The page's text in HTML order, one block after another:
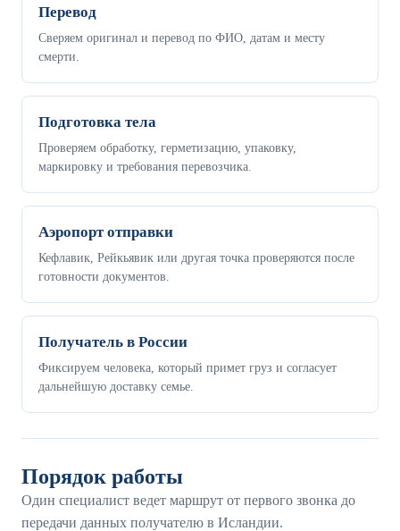
Перевод
Сверяем оригинал и перевод по ФИО, датам и месту
смерти.
Подготовка тела
Проверяем обработку, герметизацию, упаковку,
маркировку и требования перевозчика.
Аэропорт отправки
Кефлавик, Рейкьявик или другая точка проверяются после
готовности документов.
Получатель в России
Фиксируем человека, который примет груз и согласует
дальнейшую доставку семье.
Порядок работы
Один специалист ведет маршрут от первого звонка до
передачи данных получателю в Исландии.